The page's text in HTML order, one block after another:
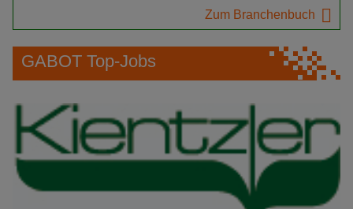
Zum Branchenbuch
GABOT Top-Jobs